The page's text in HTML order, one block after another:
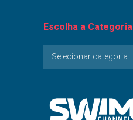
Escolha a Categoria
Escolha
Selecionar categoria